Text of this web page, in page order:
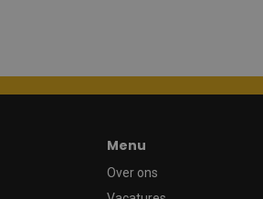
Menu
Over ons